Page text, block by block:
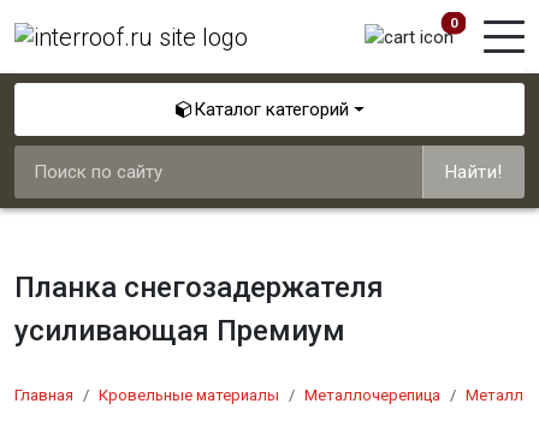
0
Каталог категорий
Найти!
Планка снегозадержателя
усиливающая Премиум
Главная Кровельные материалы Металлочерепица